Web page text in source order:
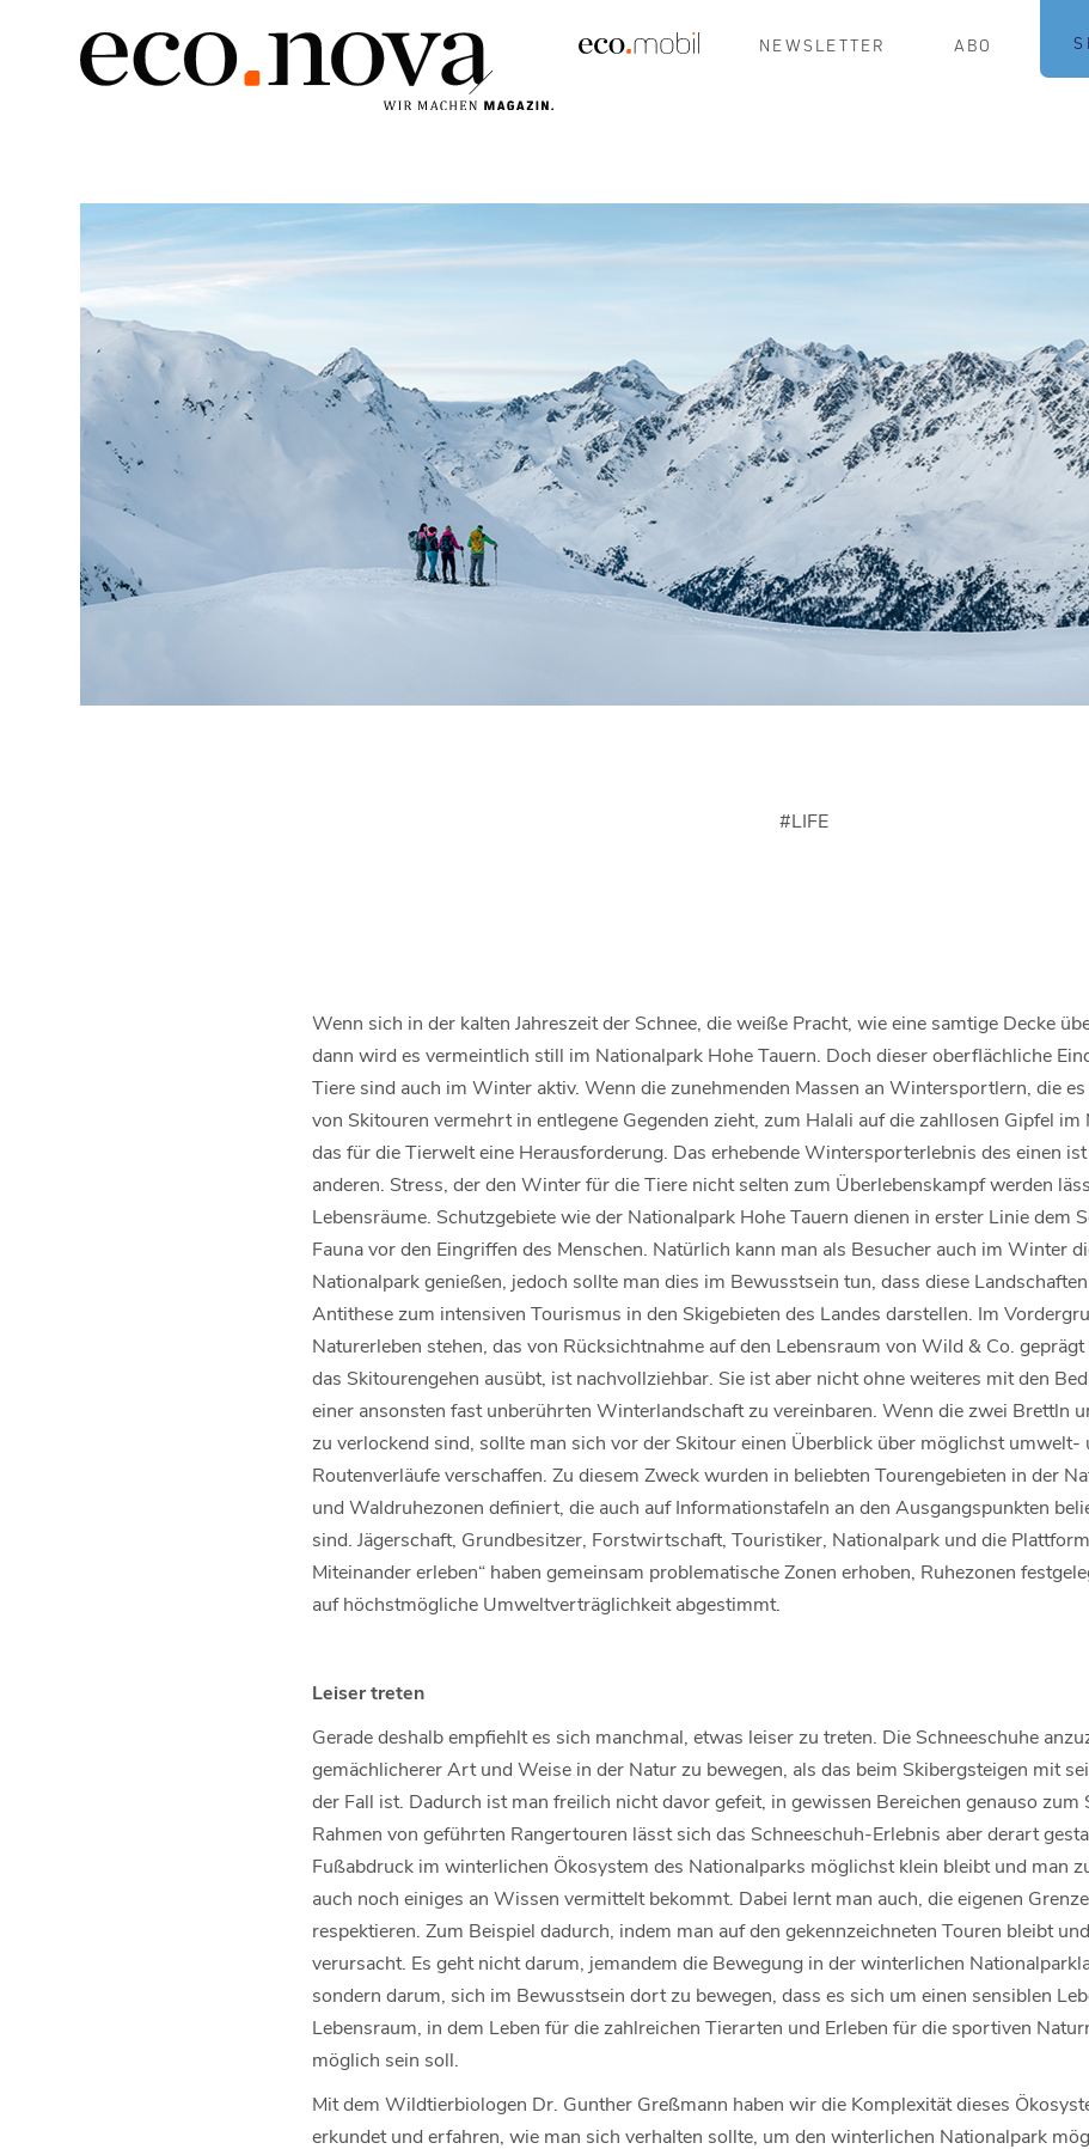
NEWSLETTER ABO
#LIFE
Wenn sich in der kalten Jahreszeit der Schnee, die weiße Pracht, wie eine samtige Decke
dann wird es vermeintlich still im Nationalpark Hohe Tauern. Doch dieser oberflächliche
Tiere sind auch im Winter aktiv. Wenn die zunehmenden Massen an Wintersportlern, die
von Skitouren vermehrt in entlegene Gegenden zieht, zum Halali auf die zahllosen Gipfel
das für die Tierwelt eine Herausforderung. Das erhebende Wintersporterlebnis des einen
anderen. Stress, der den Winter für die Tiere nicht selten zum Überlebenskampf werden
Lebensräume. Schutzgebiete wie der Nationalpark Hohe Tauern dienen in erster Linie dem
Fauna vor den Eingriffen des Menschen. Natürlich kann man als Besucher auch im Winter
Nationalpark genießen, jedoch sollte man dies im Bewusstsein tun, dass diese
Antithese zum intensiven Tourismus in den Skigebieten des Landes darstellen. Im
Naturerleben stehen, das von Rücksichtnahme auf den Lebensraum von Wild & Co.
das Skitourengehen ausübt, ist nachvollziehbar. Sie ist aber nicht ohne weiteres mit den
einer ansonsten fast unberührten Winterlandschaft zu vereinbaren. Wenn die zwei Brettln
zu verlockend sind, sollte man sich vor der Skitour einen Überblick über möglichst
Routenverläufe verschaffen. Zu diesem Zweck wurden in beliebten Tourengebieten in der
und Waldruhezonen definiert, die auch auf Informationstafeln an den Ausgangspunkten
sind. Jägerschaft, Grundbesitzer, Forstwirtschaft, Touristiker, Nationalpark und die
Miteinander erleben“ haben gemeinsam problematische Zonen erhoben, Ruhezonen
auf höchstmögliche Umweltverträglichkeit abgestimmt.
Leiser treten
Gerade deshalb empfiehlt es sich manchmal, etwas leiser zu treten. Die Schneeschuhe
gemächlicherer Art und Weise in der Natur zu bewegen, als das beim Skibergsteigen mit
der Fall ist. Dadurch ist man freilich nicht davor gefeit, in gewissen Bereichen genauso
Rahmen von geführten Rangertouren lässt sich das Schneeschuh-Erlebnis aber derart
Fußabdruck im winterlichen Ökosystem des Nationalparks möglichst klein bleibt und man
auch noch einiges an Wissen vermittelt bekommt. Dabei lernt man auch, die eigenen
respektieren. Zum Beispiel dadurch, indem man auf den gekennzeichneten Touren bleibt
verursacht. Es geht nicht darum, jemandem die Bewegung in der winterlichen
sondern darum, sich im Bewusstsein dort zu bewegen, dass es sich um einen sensiblen
Lebensraum, in dem Leben für die zahlreichen Tierarten und Erleben für die sportiven
möglich sein soll.
Mit dem Wildtierbiologen Dr. Gunther Greßmann haben wir die Komplexität dieses
erkundet und erfahren, wie man sich verhalten sollte, um den winterlichen Nationalpark